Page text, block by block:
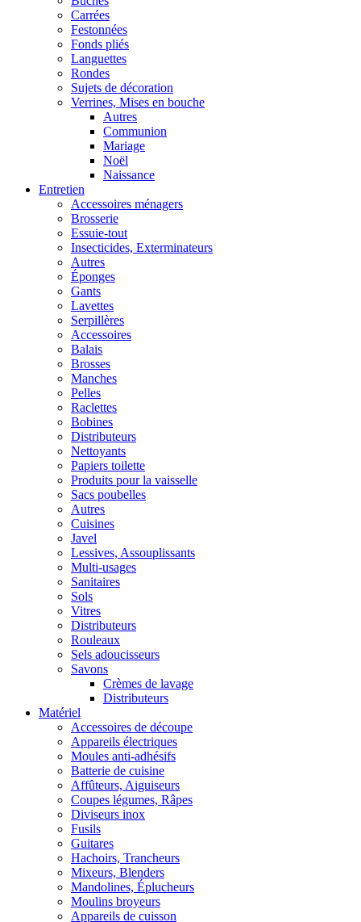
Carrées
Festonnées
Fonds pliés
Languettes
Rondes
Sujets de décoration
Verrines, Mises en bouche
Autres
Communion
Mariage
Noël
Naissance
Entretien
Accessoires ménagers
Brosserie
Essuie-tout
Insecticides, Exterminateurs
Autres
Éponges
Gants
Lavettes
Serpillères
Accessoires
Balais
Brosses
Manches
Pelles
Raclettes
Bobines
Distributeurs
Nettoyants
Papiers toilette
Produits pour la vaisselle
Sacs poubelles
Autres
Cuisines
Javel
Lessives, Assouplissants
Multi-usages
Sanitaires
Sols
Vitres
Distributeurs
Rouleaux
Sels adoucisseurs
Savons
Crèmes de lavage
Distributeurs
Matériel
Accessoires de découpe
Appareils électriques
Moules anti-adhésifs
Batterie de cuisine
Affûteurs, Aiguiseurs
Coupes légumes, Râpes
Diviseurs inox
Fusils
Guitares
Hachoirs, Trancheurs
Mixeurs, Blenders
Mandolines, Éplucheurs
Moulins broyeurs
Appareils de cuisson